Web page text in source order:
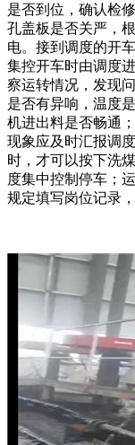
是否到位，确认检
孔盖板是否关严，
电。接到调度的开
集控开车时由调度
察运转情况，发现
是否有异响，温度
机进出料是否畅通
现象应及时汇报调
时，才可以按下洗
度集中控制停车；
规定填写岗位记录